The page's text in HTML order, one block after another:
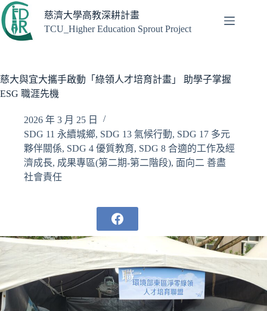
跳
至
主
容
慈濟大學高教深耕計畫
TCU_Higher Education Sprout Project
慈大與宜大攜手啟動「綠領人才培育計畫」 助學子掌握
ESG 職涯先機
2026 年 3 月 25 日
SDG 11 永續城鄉, SDG 13 氣候行動, SDG 17 多元
夥伴關係, SDG 4 優質教育, SDG 8 合適的工作及經
濟成長, 成果專區(第二期-第二階段), 面向二 善盡
社會責任